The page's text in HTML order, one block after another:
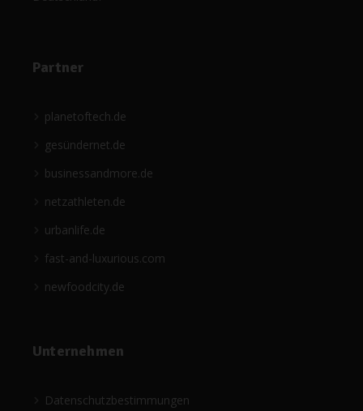
Partner
planetoftech.de
gesündernet.de
businessandmore.de
netzathleten.de
urbanlife.de
fast-and-luxurious.com
newfoodcity.de
Unternehmen
Datenschutzbestimmungen